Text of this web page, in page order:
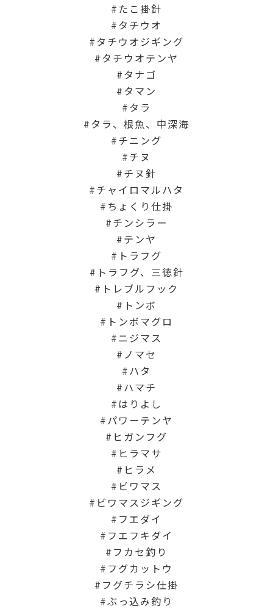
たこ掛針
タチウオ
タチウオジギング
タチウオテンヤ
タナゴ
タマン
タラ
タラ、根魚、中深海
チニング
チヌ
チヌ針
チャイロマルハタ
ちょくり仕掛
チンシラー
テンヤ
トラフグ
トラフグ、三徳針
トレブルフック
トンボ
トンボマグロ
ニジマス
ノマセ
ハタ
ハマチ
はりよし
パワーテンヤ
ヒガンフグ
ヒラマサ
ヒラメ
ビワマス
ビワマスジギング
フエダイ
フエフキダイ
フカセ釣り
フグカットウ
フグチラシ仕掛
ぶっ込み釣り